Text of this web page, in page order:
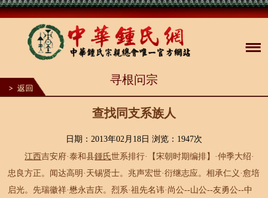
2
4
寻根问宗
查找同支系族人
日期：2013年02月18日 浏览： 1947次
江西吉安府·泰和县鍾氏世系排行·【宋朝时期编排】·仲季大绍·
忠良方正。闻达高明·天锡贤士。兆声宏世·衍继志应。相承仁义·愈培
启光。先瑞徽祥·懋永吉庆。烈系·祖先名讳·尚公--山公--友勇公--中